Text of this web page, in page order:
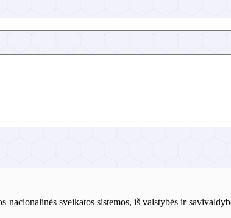
sveikatos sistemos, iš valstybės ir